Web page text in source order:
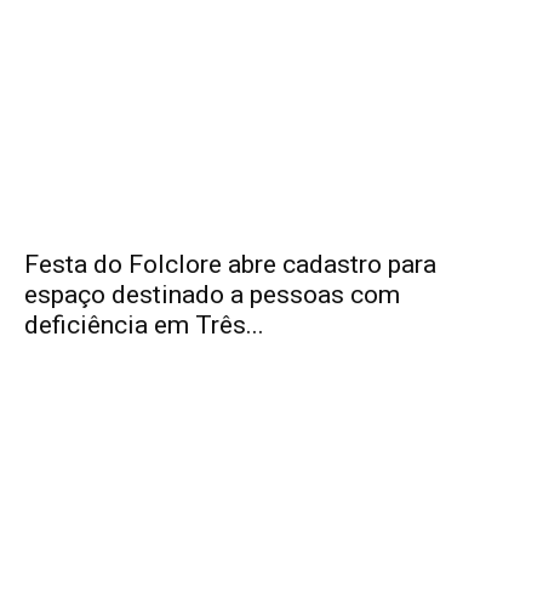
Festa do Folclore abre cadastro para
espaço destinado a pessoas com
deficiência em Três...